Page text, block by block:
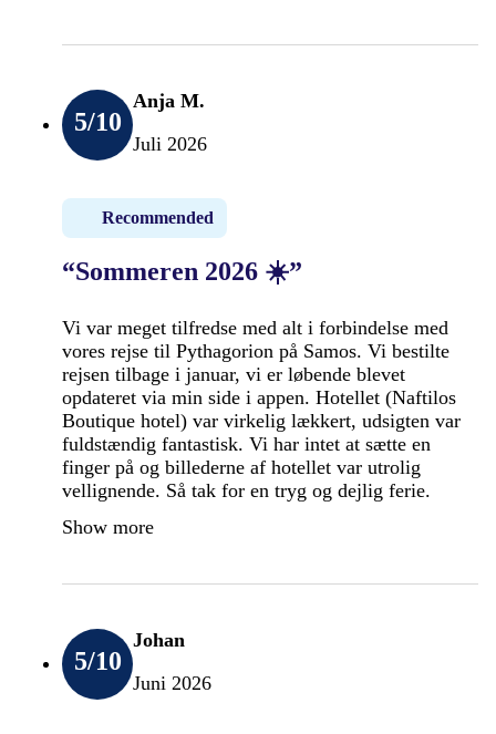
5/10
Anja M.
Juli 2026
Recommended
“Sommeren 2026 ☀️”
Vi var meget tilfredse med alt i forbindelse med
vores rejse til Pythagorion på Samos. Vi bestilte
rejsen tilbage i januar, vi er løbende blevet
opdateret via min side i appen. Hotellet (Naftilos
Boutique hotel) var virkelig lækkert, udsigten var
fuldstændig fantastisk. Vi har intet at sætte en
finger på og billederne af hotellet var utrolig
vellignende. Så tak for en tryg og dejlig ferie.
Show more
5/10
Johan
Juni 2026